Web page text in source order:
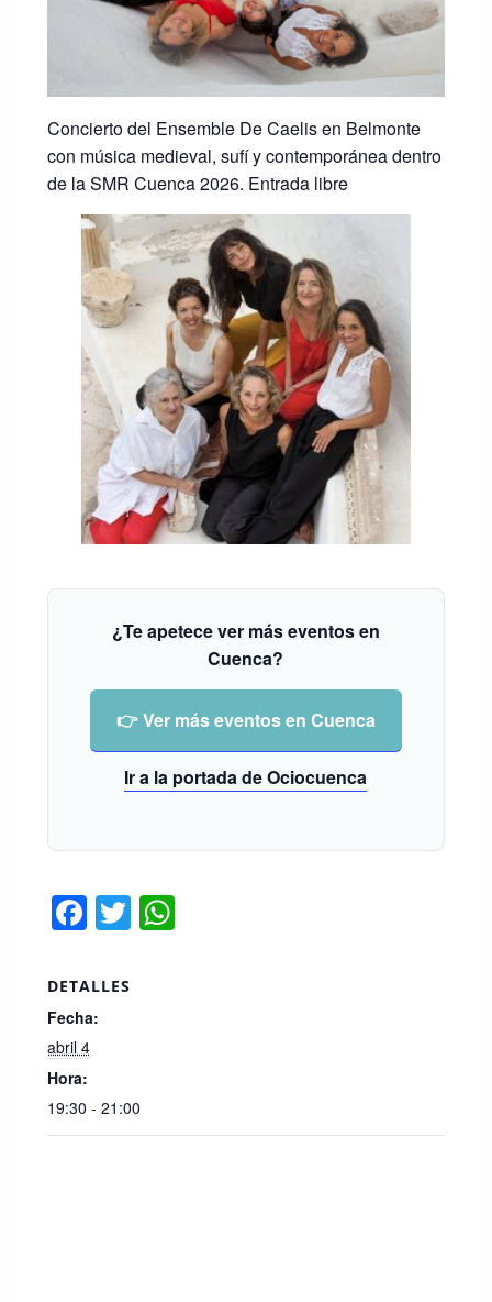
Concierto del Ensemble De Caelis en Belmonte
con música medieval, sufí y contemporánea dentro
de la SMR Cuenca 2026. Entrada libre
¿Te apetece ver más eventos en
Cuenca?
👉 Ver más eventos en Cuenca
Ir a la portada de Ociocuenca
F
c
e
b
o
o
T W
p
DETALLES
Fecha:
abril 4
Hora:
19:30 - 21:00